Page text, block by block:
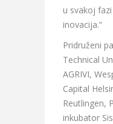
u svakoj
inovacija.“
Pridruženi
Technical
AGRIVI,
Capital
Reutlingen,
inkubator